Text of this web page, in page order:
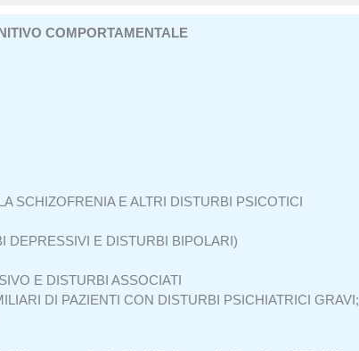
COMPORTAMENTALE
SCHIZOFRENIA E ALTRI DISTURBI PSICOTICI
DEPRESSIVI E DISTURBI BIPOLARI)
E DISTURBI ASSOCIATI
DI PAZIENTI CON DISTURBI PSICHIATRICI GRAVI;